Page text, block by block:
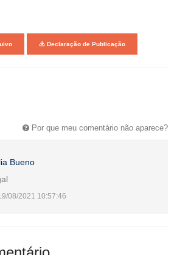
Declaração de Publicação
Por que meu comentário não aparece?
Bueno
08/2021 10:57:46